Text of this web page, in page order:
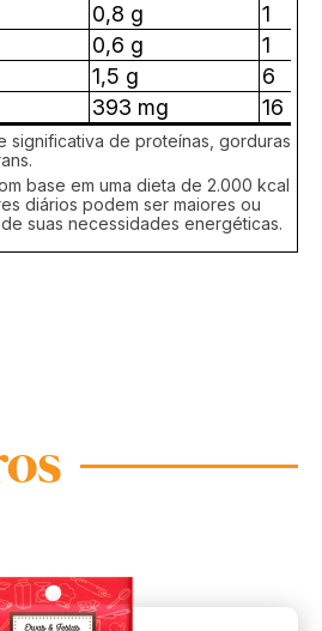
0,8 g
1
0,6 g
1
1,5 g
6
393 mg 16
significativa de proteínas, gorduras
base em uma dieta de 2.000 kcal
diários podem ser maiores ou
suas necessidades energéticas.